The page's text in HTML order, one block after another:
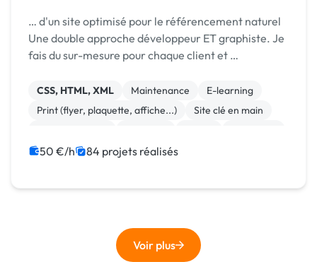
… d'un site optimisé pour le référencement naturel
Une double approche développeur ET graphiste. Je
fais du sur-mesure pour chaque client et …
CSS, HTML, XML Maintenance
E-learning
Print (flyer, plaquette, affiche...)
Site clé en main
Mise en page
50 €/h 84 projets réalisés
Voir plus